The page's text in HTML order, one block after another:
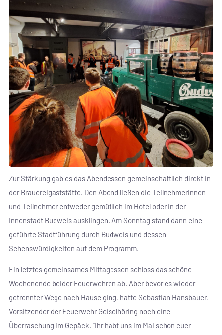
Zur Stärkung gab es das Abendessen gemeinschaftlich direkt in
der Brauereigaststätte. Den Abend ließen die Teilnehmerinnen
und Teilnehmer entweder gemütlich im Hotel oder in der
Innenstadt Budweis ausklingen. Am Sonntag stand dann eine
geführte Stadtführung durch Budweis und dessen
Sehenswürdigkeiten auf dem Programm.
Ein letztes gemeinsames Mittagessen schloss das schöne
Wochenende beider Feuerwehren ab. Aber bevor es wieder
getrennter Wege nach Hause ging, hatte Sebastian Hansbauer,
Vorsitzender der Feuerwehr Geiselhöring noch eine
Überraschung im Gepäck. "Ihr habt uns im Mai schon euer